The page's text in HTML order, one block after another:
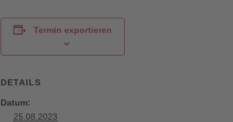
Termin exportieren
DETAILS
Datum:
25.08.2023